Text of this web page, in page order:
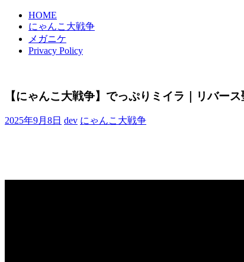
HOME
にゃんこ大戦争
メガニケ
Privacy Policy
【にゃんこ大戦争】でっぷりミイラ｜リバー
2025年9月8日 dev にゃんこ大戦争